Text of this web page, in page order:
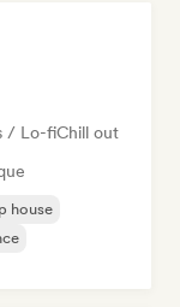
/ Lo-fiChill out
house